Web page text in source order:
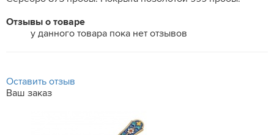
Отзывы о товаре
у данного товара пока нет отзывов
Оставить отзыв
Ваш заказ